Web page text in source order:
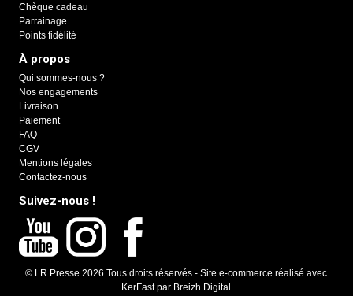
Chèque cadeau
Parrainage
Points fidélité
À propos
Qui sommes-nous ?
Nos engagements
Livraison
Paiement
FAQ
CGV
Mentions légales
Contactez-nous
Suivez-nous !
© LR Presse 2026 Tous droits réservés -Site e-commerce réalisé avec
KerFastpar Breizh Digital